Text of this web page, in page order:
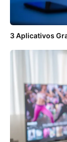
3 Aplicativos